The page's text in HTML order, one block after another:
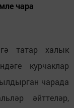
чара
татар халык
курчаклар
чарада
әйттеләр,